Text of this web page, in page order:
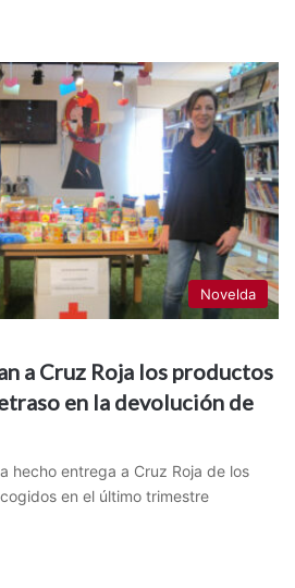
Novelda
a Cruz Roja los productos
en la devolución de
hecho entrega a Cruz Roja de los
en el último trimestre